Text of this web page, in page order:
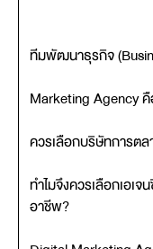
ทีมพัฒนาธุรกิจ
Marketing Agency คื
ควรเลือกบริษัทการตล
ทำไมจึงควรเลือกเอเ
อาชีพ?